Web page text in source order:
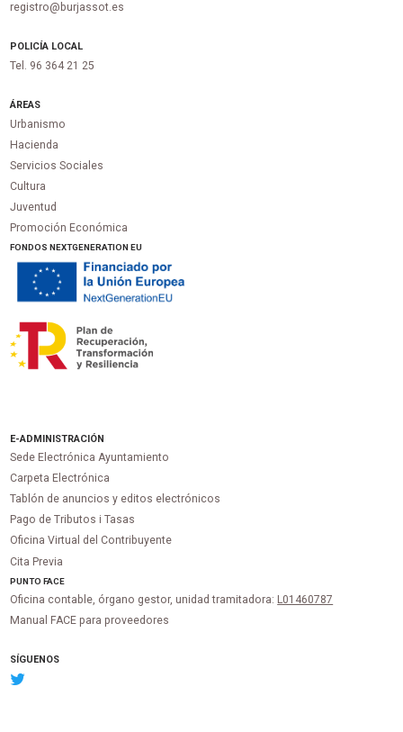
registro@burjassot.es
POLICÍA LOCAL
Tel. 96 364 21 25
ÁREAS
Urbanismo
Hacienda
Servicios Sociales
Cultura
Juventud
Promoción Económica
FONDOS NEXTGENERATION EU
E-ADMINISTRACIÓN
Sede Electrónica Ayuntamiento
Carpeta Electrónica
Tablón de anuncios y editos electrónicos
Pago de Tributos i Tasas
Oficina Virtual del Contribuyente
Cita Previa
PUNTOFACE
Oficina contable, órgano gestor, unidad tramitadora: L01460787
Manual FACE para proveedores
SÍGUENOS